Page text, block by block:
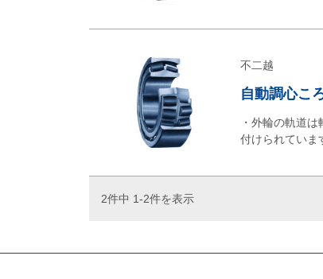
不二越
自動調心こ
・外輪の軌道
付けられていま
2件中 1-2件を表示